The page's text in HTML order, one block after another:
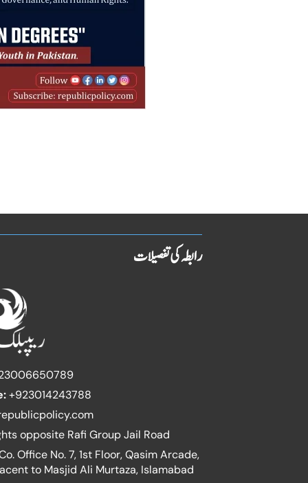
رابطہ کی تفصیلات
+923014243788
opposite Rafi Group Jail Road
Office No. 7, 1st Floor, Qasim Arcade,
to Masjid Ali Murtaza, Islamabad